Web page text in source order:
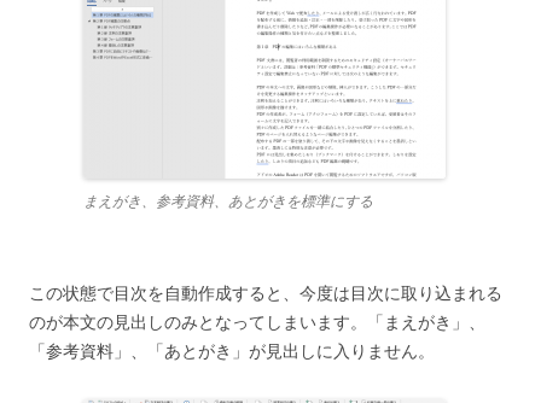
まえがき、参考資料、あとがきを標準にする
この状態で目次を自動作成すると、今度は目次に取り込まれる
のが本文の見出しのみとなってしまいます。「まえがき」、
「参考資料」、「あとがき」が見出しに入りません。